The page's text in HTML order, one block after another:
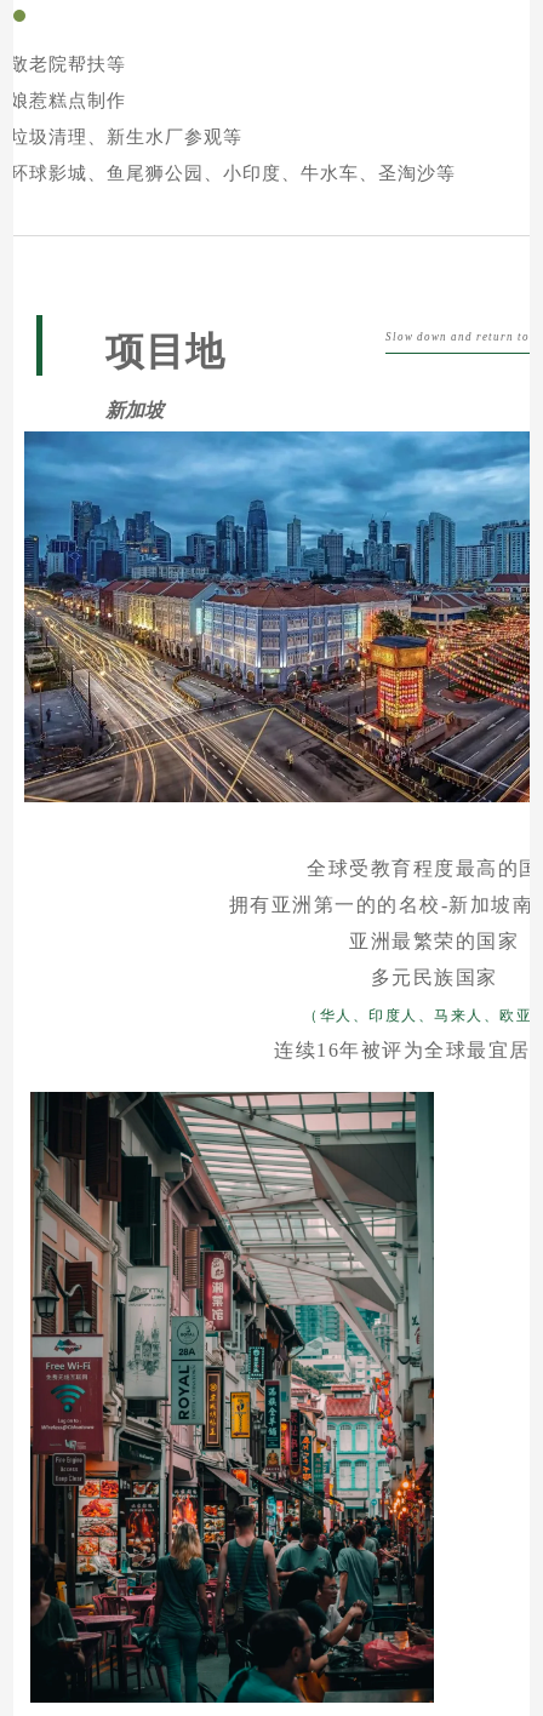
敬老院帮扶等
娘惹糕点制作
垃圾清理、新生水厂参观等
环球影城、鱼尾狮公园、小印度、牛水车、圣淘沙等
项目地 Slow down and return to
新加坡
全球受教育程度最高的
拥有亚洲第一的的名校-新加坡南
亚洲最繁荣的国家
多元民族国家
（华人、印度人、马来人、欧亚
连续16年被评为全球最宜居